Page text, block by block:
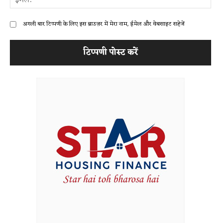
अगली बार टिप्पणी के लिए इस ब्राउज़र में मेरा नाम, ईमेल और वेबसाइट सहेजें